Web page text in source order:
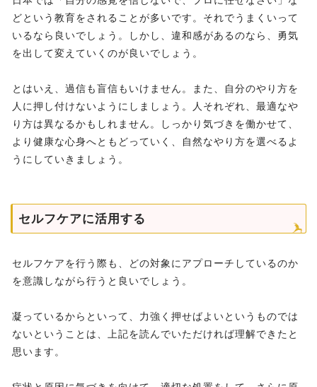
どという教育をされることが多いです。それでうまくいって
いるなら良いでしょう。しかし、違和感があるのなら、勇気
を出して変えていくのが良いでしょう。
とはいえ、過信も盲信もいけません。また、自分のやり方を
人に押し付けないようにしましょう。人それぞれ、最適なや
り方は異なるかもしれません。しっかり気づきを働かせて、
より健康な心身へともどっていく、自然なやり方を選べるよ
うにしていきましょう。
セルフケアに活用する
セルフケアを行う際も、どの対象にアプローチしているのか
を意識しながら行うと良いでしょう。
凝っているからといって、力強く押せばよいというものでは
ないということは、上記を読んでいただければ理解できたと
思います。